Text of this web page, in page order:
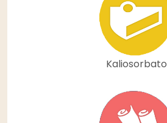
Kaliosorbato